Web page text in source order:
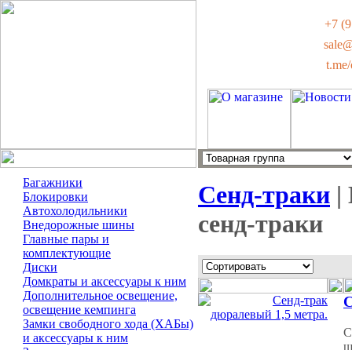
+7
Багажники
Блокировки
Автохолодильники
Внедорожные шины
Главные пары и
комплектующие
Диски
Домкраты и аксессуары к ним
Дополнительное освещение,
освещение кемпинга
Замки свободного хода (ХАБы)
и аксессуары к ним
Сенд-траки |
сенд-траки